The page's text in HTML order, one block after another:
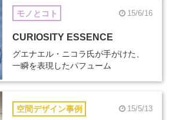
モノとコト 15/6/16
CURIOSITY ESSENCE
グエナエル・ニコラ氏が手がけた、
一瞬を表現したパフューム
空間デザイン事例 15/5/13